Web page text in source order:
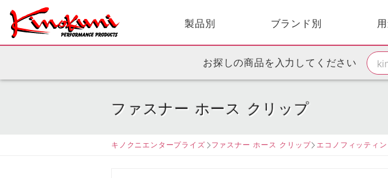
製品別 ブランド別
お探しの商品を入力してください
ファスナー ホース クリップ
キノクニエンタープライズ ファスナー ホース クリップ エコノフィッティ